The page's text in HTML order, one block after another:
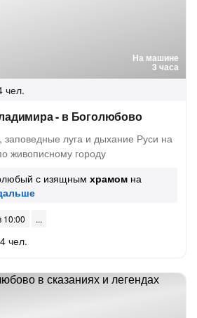
На машине
3 часа
чел.
- в Боголюбово
луга и дыхание Руси на
живописному городу
с изящным храмом на
10:00
чел.